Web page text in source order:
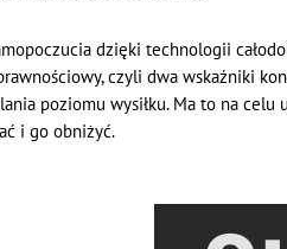
dzięki technologii
czyli dwa wskaźniki
poziomu wysiłku. Ma to na
i go obniżyć.